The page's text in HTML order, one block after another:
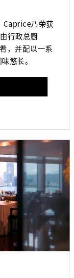
Caprice乃荣获
行政总厨
，并配以一系
悠长。